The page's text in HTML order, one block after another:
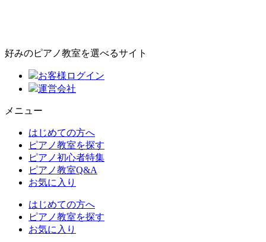
好みのピアノ教室を選べるサイト
お客様ログイン
運営会社
メニュー
はじめての方へ
ピアノ教室を探す
ピアノ初心者特集
ピアノ教室Q&A
お気に入り
はじめての方へ
ピアノ教室を探す
お気に入り